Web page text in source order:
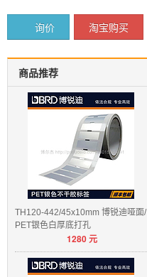
询价 淘宝购买
商品推荐
TH120-442/45x10mm 博锐迪哑面/
PET银色白厚底打孔
1280元